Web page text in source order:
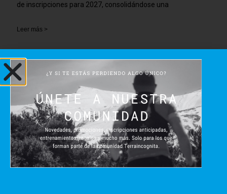
de inscripciones para 2027, consolidándose una
Leer más >